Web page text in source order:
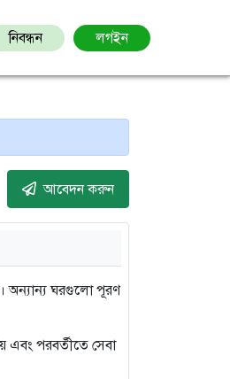
নিবন্ধন লগইন
আবেদন করুন
অন্যান্য ঘরগুলো পূরণ
এবং পরবর্তীতে সেবা